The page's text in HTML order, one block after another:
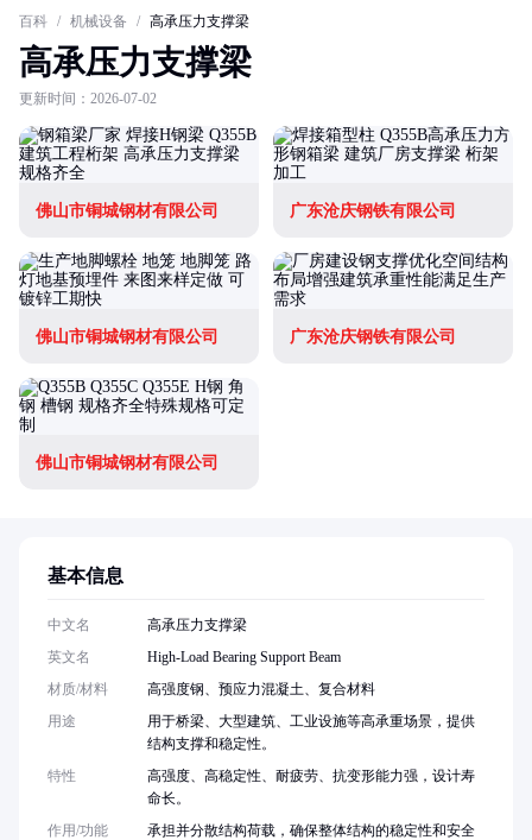
百科 / 机械设备 / 高承压力支撑梁
高承压力支撑梁
更新时间：2026-07-02
佛山市铜城钢材有限公司 广东沧庆钢铁有限公司
佛山市铜城钢材有限公司 广东沧庆钢铁有限公司
佛山市铜城钢材有限公司
基本信息
中文名
高承压力支撑梁
英文名
High-Load Bearing Support Beam
材质/材料
高强度钢、预应力混凝土、复合材料
用途
用于桥梁、大型建筑、工业设施等高承重场景，提供
结构支撑和稳定性。
特性
高强度、高稳定性、耐疲劳、抗变形能力强，设计寿
命长。
作用/功能
承担并分散结构荷载，确保整体结构的稳定性和安全